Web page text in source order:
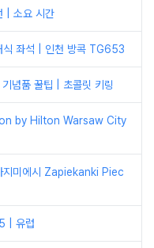
| 소요 시간
식 좌석 | 인천 방콕 TG653
념품 꿀팁 | 초콜릿 키링
by Hilton Warsaw City
지미에시 Zapiekanki Piec
| 유럽